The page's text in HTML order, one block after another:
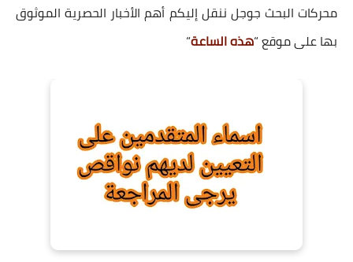
محركات البحث جوجل ننقل إليكم أهم الأخبار الحصرية الموثوق
بها على موقع “هذه الساعة“